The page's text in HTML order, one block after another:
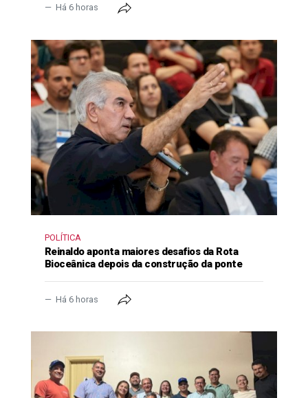
Há 6 horas
POLÍTICA
Reinaldo aponta maiores desafios da Rota
Bioceânica depois da construção da ponte
Há 6 horas